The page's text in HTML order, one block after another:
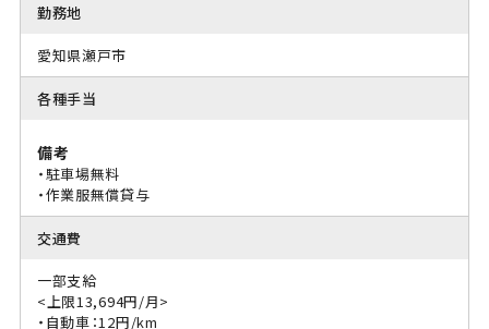
勤務地
愛知県瀬戸市
各種手当
備考
・駐車場無料
・作業服無償貸与
交通費
一部支給
<上限13,694円/月>
・自動車：12円/km